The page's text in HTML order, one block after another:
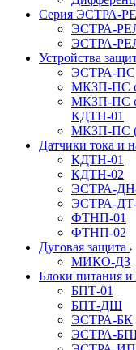
Серия ЭСТРА-
ЭСТРА-
ЭСТРА-
Устройства
ЭСТРА-ПС
МКЗП-ПС
МКЗП-ПС с
КДТН-01
МКЗП-ПС
Датчики тока и
КДТН-01
КДТН-02
ЭСТРА-
ЭСТРА-ДТ-
ФТНП-01
ФТНП-02
Дуговая защита
МИКО-ДЗ
Блоĸи питания и
БПТ-01
БПТ-ДШ
ЭСТРА-БК
ЭСТРА-